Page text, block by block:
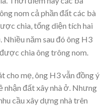
nom cả phần đất các bà
chia, tổng diện tích hai
Nhiều năm sau đó ông H3
chia ông trông nom.
cho mẹ, ông H3 vẫn đồng ý
nhận đất xây nhà ở. Nhưng
cầu xây dựng nhà trên